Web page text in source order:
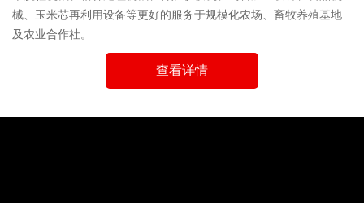
械、玉米芯再利用设备等更好的服务于规模化农场、畜牧养殖基地
及农业合作社。
查看详情